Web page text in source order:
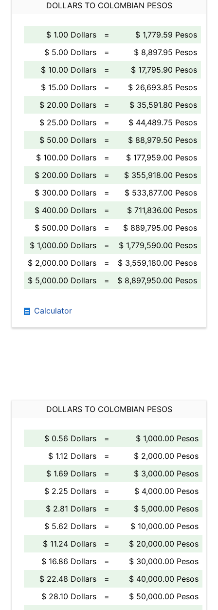
DOLLARS TO COLOMBIAN PESOS
$ 1.00 Dollars =
$ 1,779.59 Pesos
$ 5.00 Dollars
=
$ 8,897.95 Pesos
$ 10.00 Dollars
=
$ 17,795.90 Pesos
$ 15.00 Dollars
=
$ 26,693.85 Pesos
$ 20.00 Dollars
=
$ 35,591.80 Pesos
$ 25.00 Dollars
=
$ 44,489.75 Pesos
$ 50.00 Dollars
=
$ 88,979.50 Pesos
$ 100.00 Dollars
=
$ 177,959.00 Pesos
$ 200.00 Dollars
=
$ 355,918.00 Pesos
$ 300.00 Dollars
=
$ 533,877.00 Pesos
$ 400.00 Dollars
=
$ 711,836.00 Pesos
$ 500.00 Dollars
=
$ 889,795.00 Pesos
$ 1,000.00 Dollars
=
$ 1,779,590.00 Pesos
$ 2,000.00 Dollars
=
$ 3,559,180.00 Pesos
$ 5,000.00 Dollars
= $ 8,897,950.00 Pesos
Calculator
DOLLARS TO COLOMBIAN PESOS
$ 0.56 Dollars =
$ 1,000.00 Pesos
$ 1.12 Dollars
=
$ 2,000.00 Pesos
$ 1.69 Dollars
=
$ 3,000.00 Pesos
$ 2.25 Dollars
=
$ 4,000.00 Pesos
$ 2.81 Dollars
=
$ 5,000.00 Pesos
$ 5.62 Dollars
=
$ 10,000.00 Pesos
$ 11.24 Dollars
=
$ 20,000.00 Pesos
$ 16.86 Dollars
=
$ 30,000.00 Pesos
$ 22.48 Dollars
=
$ 40,000.00 Pesos
$ 28.10 Dollars
=
$ 50,000.00 Pesos